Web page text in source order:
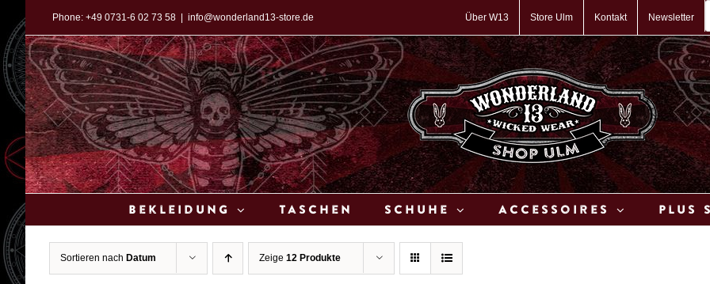
Inhalt
springen
Phone: +49 0731-6 02 73 58 info@wonderland13-store.de Über W13 Store Ulm Kontakt Newsletter
Bekleidung Taschen Schuhe Accessoires Plus
Sortieren nach Datum Zeige 12 Produkte